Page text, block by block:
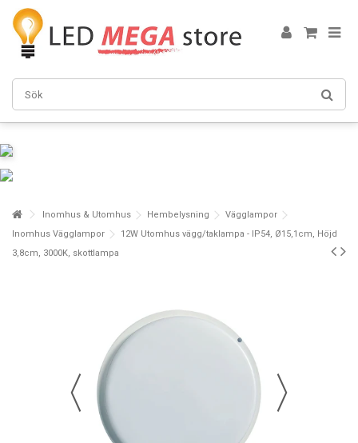
Inomhus & Utomhus Hembelysning
Vägglampor
Inomhus Vägglampor
12W Utomhus vägg/taklampa - IP54, Ø15,1cm, Höjd
3,8cm, 3000K, skottlampa